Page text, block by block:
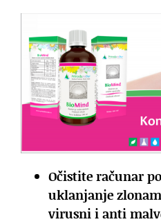
Očistite računar
uklanjanje
virusni i anti